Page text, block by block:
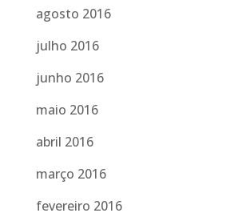
agosto 2016
julho 2016
junho 2016
maio 2016
abril 2016
março 2016
fevereiro 2016